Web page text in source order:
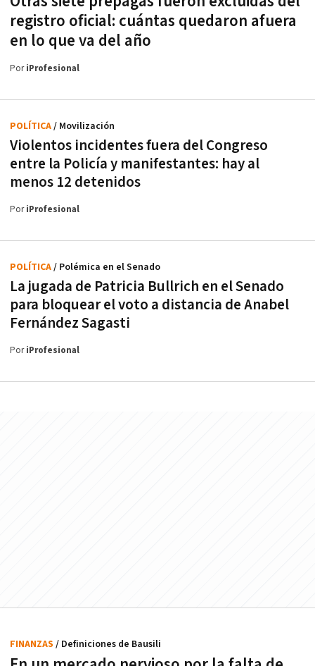
registro oficial: cuántas quedaron afuera
en lo que va del año
PoriProfesional
Violentos incidentes fuera del Congreso
entre la Policía y manifestantes: hay al
menos 12 detenidos
POLÍTICA/ Movilización
PoriProfesional
La jugada de Patricia Bullrich en el Senado
para bloquear el voto a distancia de Anabel
Fernández Sagasti
POLÍTICA/ Polémica en el Senado
PoriProfesional
FINANZAS / Definiciones de Bausili